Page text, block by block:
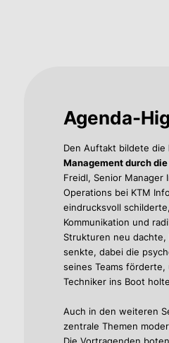
Agenda-
Den Auftakt bildete die
Management durch die
Freidl, Senior Manager
Operations bei KTM
eindrucksvoll
Kommunikation und
Strukturen neu dachte,
senkte, dabei die
seines Teams
Techniker ins Boot
Auch in den weiteren
zentrale Themen